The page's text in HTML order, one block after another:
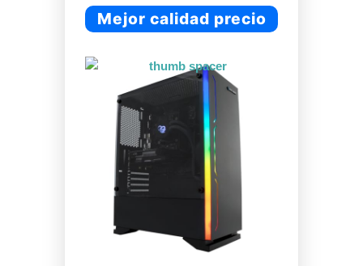
Mejor calidad precio